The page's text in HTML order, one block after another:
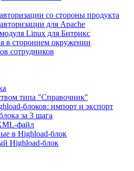
со стороны продукта
для Apache
Linux для Битрикс
в стороннем окружении
сотрудников
типа "Справочник"
блоков: импорт и экспорт
за 3 шага
файл
в Highload-блок
Highload-блок